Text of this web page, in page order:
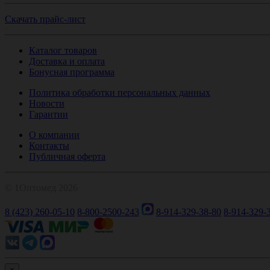
Скачать прайс-лист
Каталог товаров
Доставка и оплата
Бонусная программа
Политика обработки персональных данных
Новости
Гарантии
О компании
Контакты
Публичная оферта
8 (423) 260-05-10 8-800-2500-243 8-914-329-38-80 8-914-329-